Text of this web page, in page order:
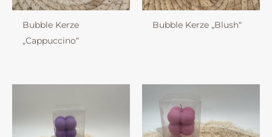
Bubble Kerze
„Cappuccino“
Bubble Kerze „Blush“